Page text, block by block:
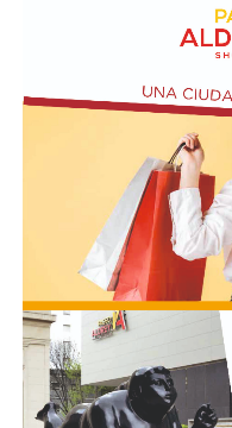
En paralelo, distintos
se sumaron bajo las
desocupados.